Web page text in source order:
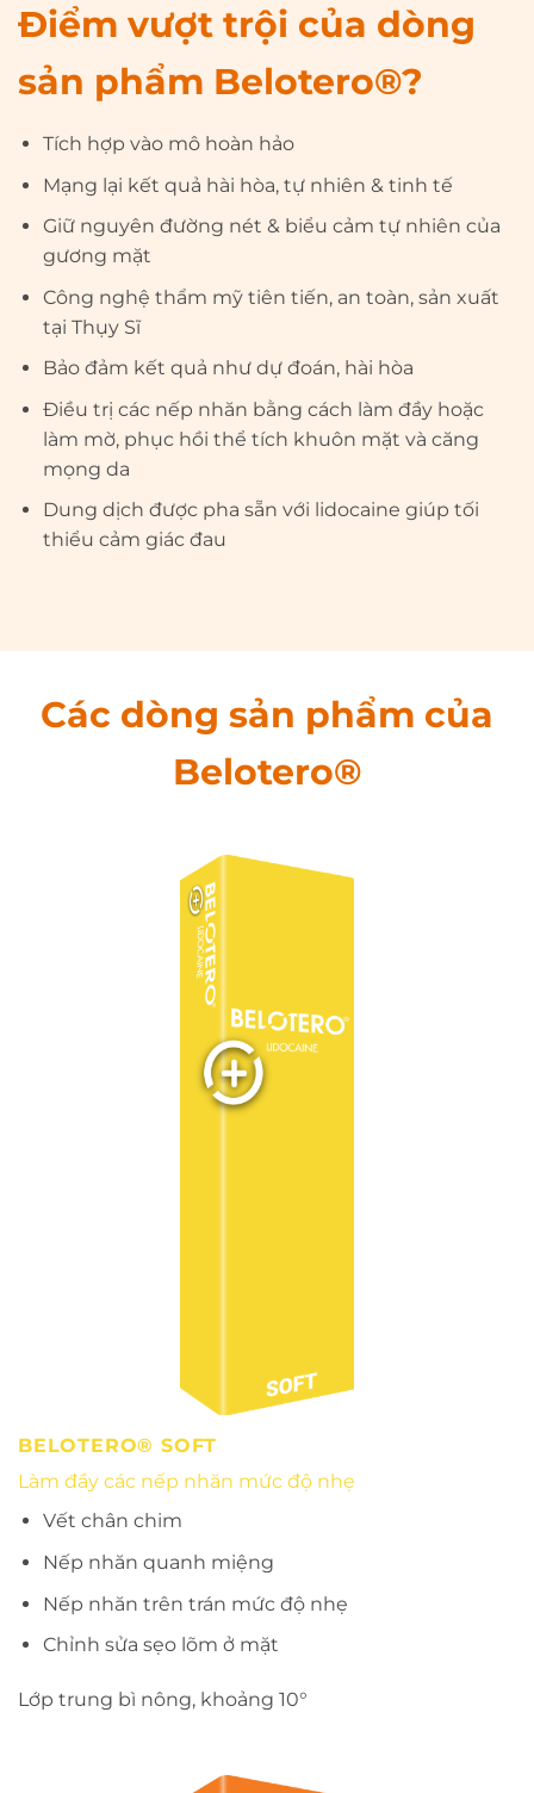
Điểm vượt trội của dòng
sản phẩm Belotero®?
Tích hợp vào mô hoàn hảo
Mạng lại kết quả hài hòa, tự nhiên & tinh tế
Giữ nguyên đường nét & biểu cảm tự nhiên của
gương mặt
Công nghệ thẩm mỹ tiên tiến, an toàn, sản xuất
tại Thụy Sĩ
Bảo đảm kết quả như dự đoán, hài hòa
Điều trị các nếp nhăn bằng cách làm đầy hoặc
làm mờ, phục hồi thể tích khuôn mặt và căng
mọng da
Dung dịch được pha sẵn với lidocaine giúp tối
thiểu cảm giác đau
Các dòng sản phẩm của
Belotero®
BELOTERO® SOFT
Làm đầy các nếp nhăn mức độ nhẹ
Vết chân chim
Nếp nhăn quanh miệng
Nếp nhăn trên trán mức độ nhẹ
Chỉnh sửa sẹo lõm ở mặt
Lớp trung bì nông, khoảng 10°